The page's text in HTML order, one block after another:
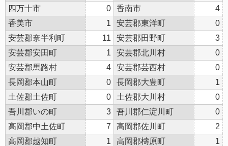
四万十市
0 香南市
4
香美市
1 安芸郡東洋町
0
安芸郡奈半利町
11 安芸郡田野町
3
安芸郡安田町
1 安芸郡北川村
0
安芸郡馬路村
4 安芸郡芸西村
0
長岡郡本山町
0 長岡郡大豊町
1
土佐郡土佐町
0 土佐郡大川村
0
吾川郡いの町
3 吾川郡仁淀川町
0
高岡郡中土佐町
7 高岡郡佐川町
2
高岡郡越知町
1 高岡郡檮原町
1